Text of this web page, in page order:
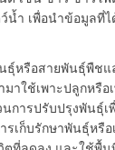
น้ำ เพื่อนำข้อมูลที่
อสายพันธุ์พืชแล
าใช้เพาะปลูกหรือ
นการปรับปรุงพันธุ์
เก็บรักษาพันธุ์หรื